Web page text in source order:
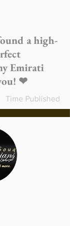
a high-
Emirati
❤
Time Published